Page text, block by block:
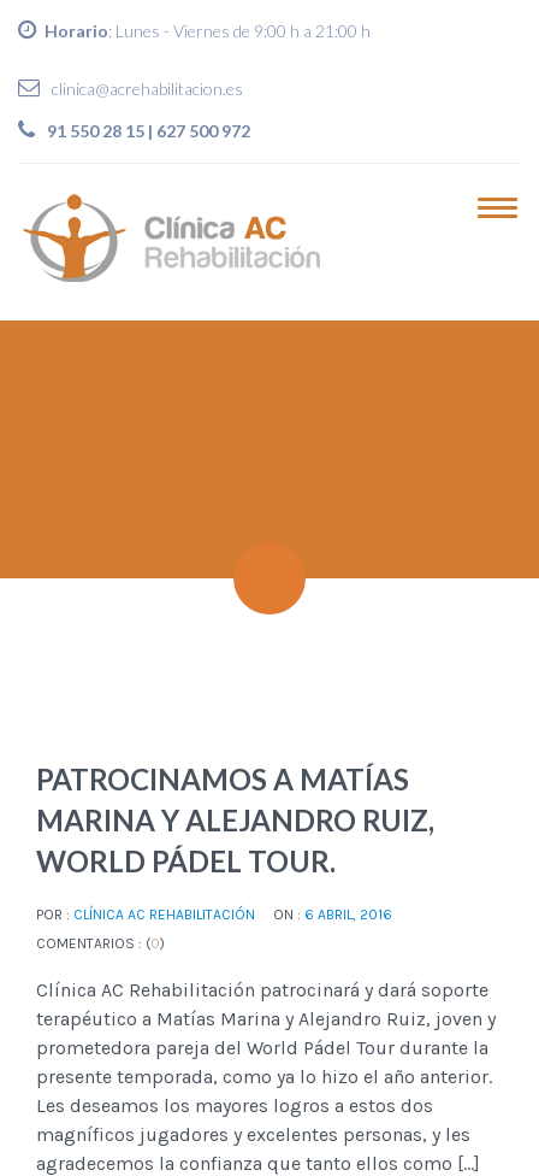
Horario: Lunes - Viernes de 9:00 h a 21:00 h
clinica@acrehabilitacion.es
91 550 28 15 | 627 500 972
PATROCINAMOS A MATÍAS
MARINA Y ALEJANDRO RUIZ,
WORLD PÁDEL TOUR.
POR : CLÍNICA AC REHABILITACIÓN ON : 6 ABRIL, 2016
COMENTARIOS : (0)
Clínica AC Rehabilitación patrocinará y dará soporte
terapéutico a Matías Marina y Alejandro Ruiz, joven y
prometedora pareja del World Pádel Tour durante la
presente temporada, como ya lo hizo el año anterior.
Les deseamos los mayores logros a estos dos
magníficos jugadores y excelentes personas, y les
agradecemos la confianza que tanto ellos como […]